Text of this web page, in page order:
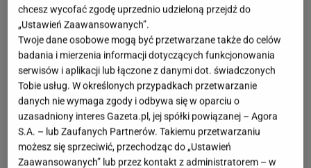
chcesz wycofać zgodę uprzednio udzieloną przejdź do
„Ustawień Zaawansowanych”.
Twoje dane osobowe mogą być przetwarzane także do celów
badania i mierzenia informacji dotyczących funkcjonowania
serwisów i aplikacji lub łączone z danymi dot. świadczonych
Tobie usług. W określonych przypadkach przetwarzanie
danych nie wymaga zgody i odbywa się w oparciu o
uzasadniony interes Gazeta.pl, jej spółki powiązanej – Agora
S.A. – lub Zaufanych Partnerów. Takiemu przetwarzaniu
możesz się sprzeciwić, przechodząc do „Ustawień
Zaawansowanych” lub przez kontakt z administratorem – w